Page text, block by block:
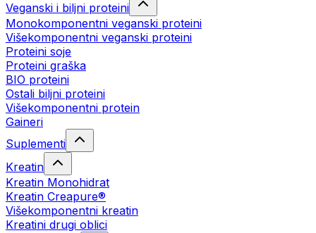
Veganski i biljni proteini
Monokomponentni veganski proteini
Višekomponentni veganski proteini
Proteini soje
Proteini graška
BIO proteini
Ostali biljni proteini
Višekomponentni protein
Gaineri
Suplementi
Kreatin
Kreatin Monohidrat
Kreatin Creapure®
Višekomponentni kreatin
Kreatini drugi oblici